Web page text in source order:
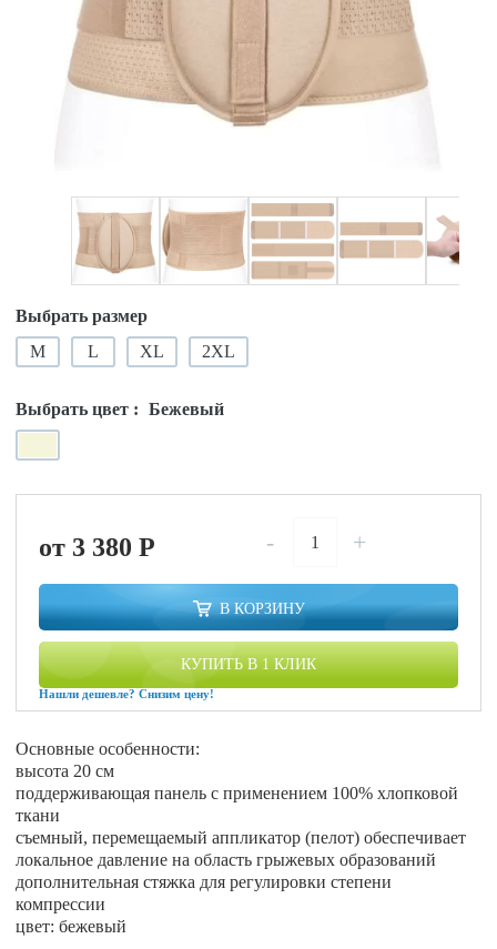
Выбрать размер
M
L XL 2XL
Выбрать цвет : Бежевый
от 3 380P - +
В КОРЗИНУ
КУПИТЬ В 1 КЛИК
Нашли дешевле? Снизим цену!
Основные особенности:
высота 20 см
поддерживающая панель с применением 100% хлопковой
ткани
съемный, перемещаемый аппликатор (пелот) обеспечивает
локальное давление на область грыжевых образований
дополнительная стяжка для регулировки степени
компрессии
цвет: бежевый